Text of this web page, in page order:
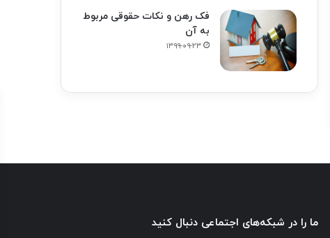
فک‌ رهن و نکات حقوقی مربوط
به آن
۱۳۹۹-۰۹-۲۳
ما را در شبکه‌های اجتماعی دنبال کنید